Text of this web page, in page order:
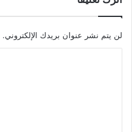
لن يتم نشر عنوان بريدك الإلكتروني.